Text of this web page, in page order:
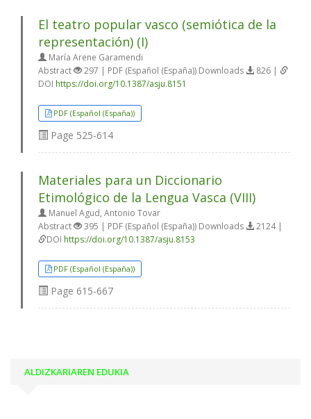
El teatro popular vasco (semiótica de la
representación) (I)
María Arene Garamendi
Abstract
297 | PDF (Español (España)) Downloads
826 |
DOI https://doi.org/10.1387/asju.8151
PDF (Español (España))
Page 525-614
Materiales para un Diccionario
Etimológico de la Lengua Vasca (VIII)
Manuel Agud, Antonio Tovar
Abstract
395 | PDF (Español (España)) Downloads
2124 |
DOI https://doi.org/10.1387/asju.8153
PDF (Español (España))
Page 615-667
ALDIZKARIAREN EDUKIA